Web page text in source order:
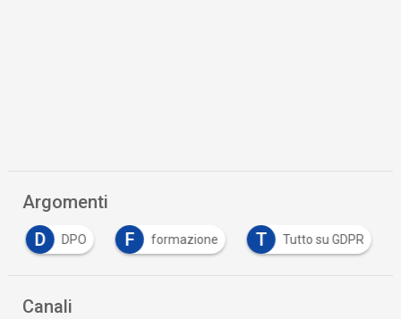
Argomenti
D
DPO F formazione T Tutto su GDPR
Canali